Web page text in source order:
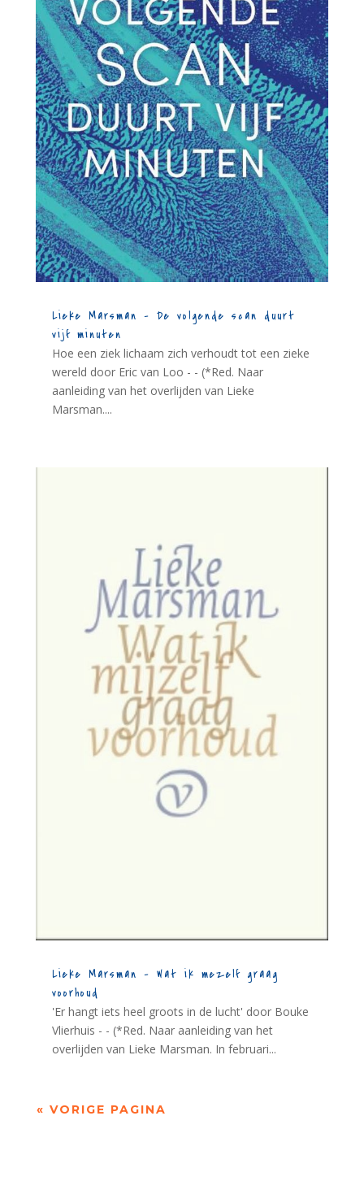
Lieke Marsman – De volgende scan duurt
vijf minuten
Hoe een ziek lichaam zich verhoudt tot een zieke
wereld door Eric van Loo - - (*Red. Naar
aanleiding van het overlijden van Lieke
Marsman....
Lieke Marsman – Wat ik mezelf graag
voorhoud
'Er hangt iets heel groots in de lucht' door Bouke
Vlierhuis - - (*Red. Naar aanleiding van het
overlijden van Lieke Marsman. In februari...
« VORIGE PAGINA